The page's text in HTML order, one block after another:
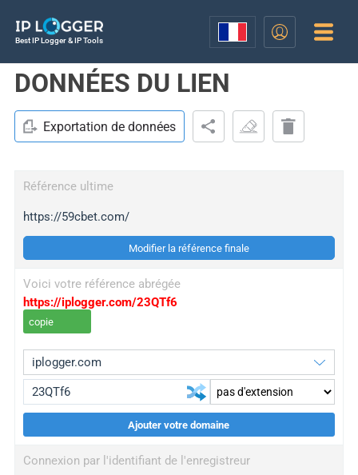
Best IP Logger & IP Tools
DONNÉES DU LIEN
Exportation de données
Référence ultime
https://59cbet.com/
Modifier la référence finale
Voici votre référence abrégée
https://iplogger.com/23QTf6
copie
wl.gl
Ajouter votre domaine
Connexion par l'identifiant de l'enregistreur